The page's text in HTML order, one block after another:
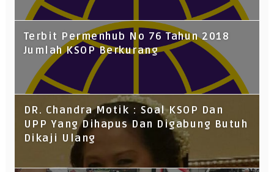
Terbit Permenhub No 76 Tahun 2018
Jumlah KSOP Berkurang
DR. Chandra Motik : Soal KSOP Dan
UPP Yang Dihapus Dan Digabung Butuh
Dikaji Ulang